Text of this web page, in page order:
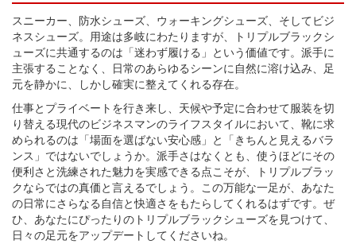
スニーカー、防水シューズ、ウォーキングシューズ、そしてビジ
ネスシューズ。用途は多岐にわたりますが、トリプルブラックシ
ューズに共通するのは「迷わず履ける」という価値です。派手に
主張することなく、日常のあらゆるシーンに自然に溶け込み、足
元を静かに、しかし確実に整えてくれる存在。
仕事とプライベートを行き来し、天候や予定に合わせて服装を切
り替える現代のビジネスマンのライフスタイルにおいて、靴に求
められるのは「場面を選ばない安心感」と「きちんと見えるバラ
ンス」ではないでしょうか。派手さはなくとも、使うほどにその
便利さと洗練された魅力を実感できる点こそが、トリプルブラッ
クならではの真価と言えるでしょう。この万能な一足が、あなた
の日常にさらなる自信と快適さをもたらしてくれるはずです。ぜ
ひ、あなたにぴったりのトリプルブラックシューズを見つけて、
日々の足元をアップデートしてくださいね。